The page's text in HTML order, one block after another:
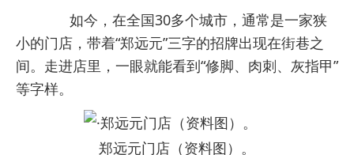
如今，在全国30多个城市，通常是一家狭
小的门店，带着“郑远元”三字的招牌出现在街巷之
间。走进店里，一眼就能看到“修脚、肉刺、灰指甲”
等字样。
郑远元门店（资料图）。